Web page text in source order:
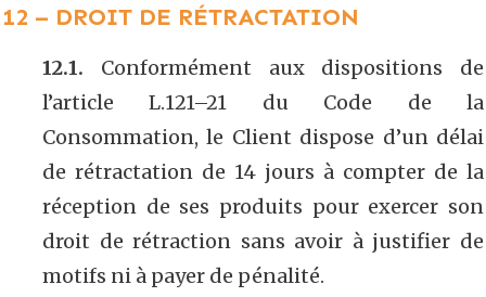
12 – DROIT DE RÉTRACTATION
12.1. Conformément aux dispositions de
l’article L.121–21 du Code de la
Consommation, le Client dispose d’un délai
de rétractation de 14 jours à compter de la
réception de ses produits pour exercer son
droit de rétraction sans avoir à justifier de
motifs ni à payer de pénalité.